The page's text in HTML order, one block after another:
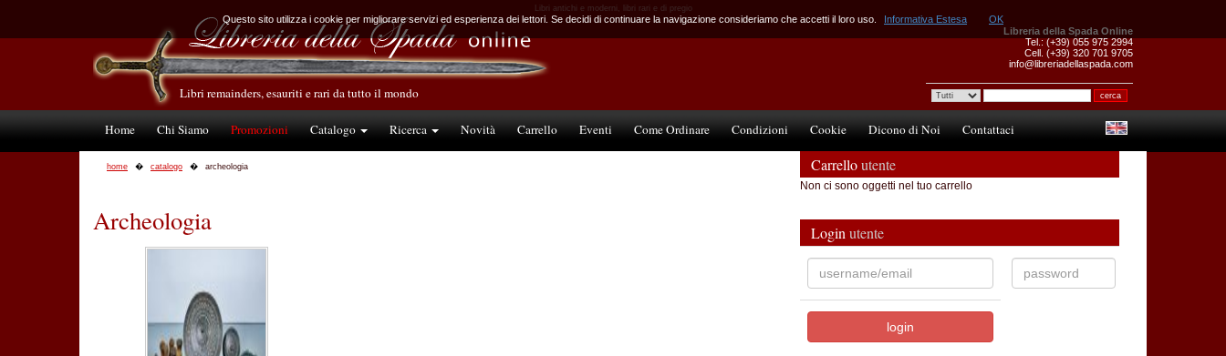
Libri antichi e moderni, libri rari e di pregio
Libreria della Spada Online
Tel.: (+39) 055 975 2994
Cell. (+39) 320 701 9705
info@libreriadellaspada.com
Libri remainders, esauriti e rari da tutto il mondo
Home Chi Siamo Promozioni Catalogo Ricerca Novità Carrello Eventi Come Ordinare Condizioni Cookie Dicono di Noi Contattaci
home catalogo archeologia
Archeologia
Carrelloutente
Non ci sono oggetti nel tuo carrello
Login utente
Questo sito utilizza i cookie per migliorare servizi ed esperienza dei lettori. Se decidi di continuare la navigazione consideriamo che accetti il loro uso. Informativa Estesa OK